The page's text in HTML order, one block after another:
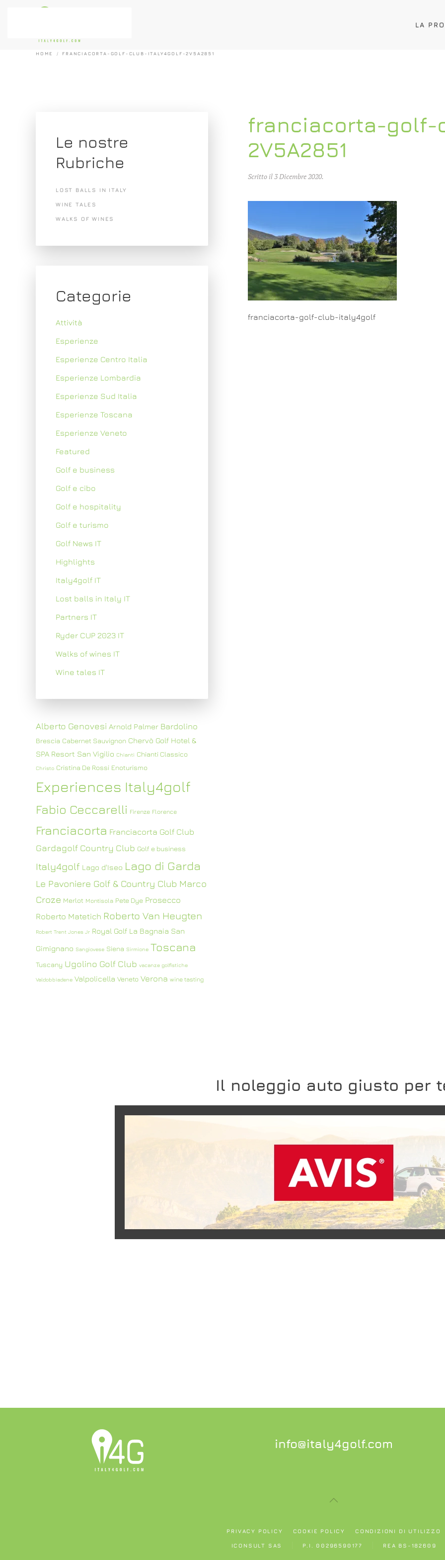
LA
HOME FRANCIACORTA-GOLF-CLUB-ITALY4GOLF-2V5A2851
franciacorta-
2V5A2851
Scritto il3 Dicembre 2020.
franciacorta-golf-club-italy4golf
Le nostre
Rubriche
LOST BALLS IN ITALY
WINE TALES
WALKS OF WINES
Categorie
Attività
Esperienze
Esperienze Centro Italia
Esperienze Lombardia
Esperienze Sud Italia
Esperienze Toscana
Esperienze Veneto
Featured
Golf e business
Golf e cibo
Golf e hospitality
Golf e turismo
Golf News IT
Highlights
Italy4golf IT
Lost balls in Italy IT
Partners IT
Ryder CUP 2023 IT
Walks of wines IT
Wine tales IT
Alberto Genovesi Arnold Palmer Bardolino
Brescia Cabernet Sauvignon Chervò Golf Hotel &
SPA Resort San Vigilio Chianti Chianti Classico
Christo Cristina De Rossi Enoturismo
Experiences Italy4golf
Fabio Ceccarelli Firenze Florence
Franciacorta Franciacorta Golf Club
Gardagolf Country Club Golf e business
Italy4golf Lago d'Iseo Lago di Garda
Le Pavoniere Golf & Country Club Marco
Croze Merlot Montisola Pete Dye Prosecco
Roberto Matetich Roberto Van Heugten
Robert Trent Jones Jr Royal Golf La Bagnaia San
Gimignano Sangiovese Siena Sirmione Toscana
Tuscany Ugolino Golf Club vacanze golfistiche
Valdobbiadene Valpolicella Veneto Verona wine tasting
Il noleggio auto giusto per
SCOPRI L'OFFERTA
info@italy4golf.com
PRIVACY POLICY COOKIE POLICY CONDIZIONI DI UTILIZZO
ICONSULT SAS P.I. 00296590177 REA BS-182609